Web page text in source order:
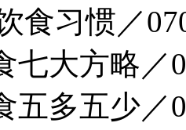
食习惯／
七大方略／
五多五少／